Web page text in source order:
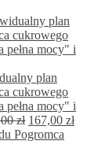
plan
cukrowego
pełna mocy" i
zł Pierwotna
cena
167,00 zł
Pogromca